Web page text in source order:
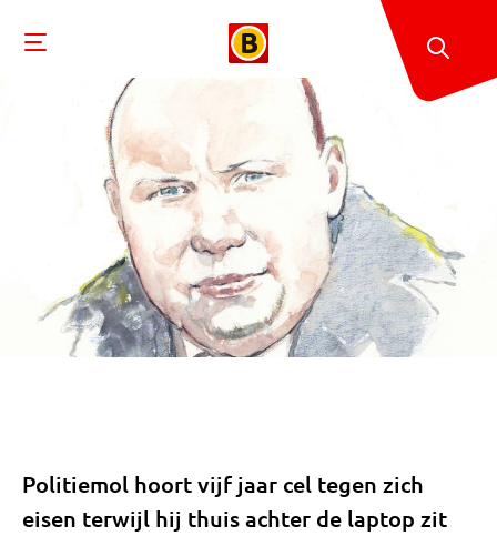
Politiemol hoort vijf jaar cel tegen zich
eisen terwijl hij thuis achter de laptop zit